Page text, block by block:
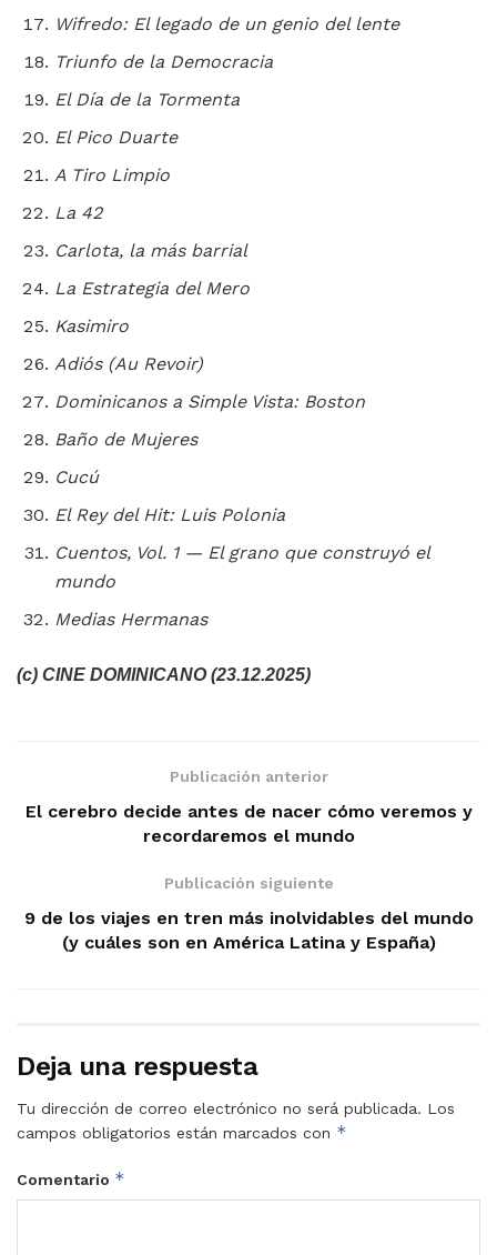
Wifredo: El legado de un genio del lente
Triunfo de la Democracia
El Día de la Tormenta
El Pico Duarte
A Tiro Limpio
La 42
Carlota, la más barrial
La Estrategia del Mero
Kasimiro
Adiós (Au Revoir)
Dominicanos a Simple Vista: Boston
Baño de Mujeres
Cucú
El Rey del Hit: Luis Polonia
Cuentos, Vol. 1 — El grano que construyó el
mundo
Medias Hermanas
(c) CINE DOMINICANO (23.12.2025)
Publicación anterior
El cerebro decide antes de nacer cómo veremos y
recordaremos el mundo
Publicación siguiente
9 de los viajes en tren más inolvidables del mundo
(y cuáles son en América Latina y España)
Deja una respuesta
Tu dirección de correo electrónico no será publicada. Los
campos obligatorios están marcados con *
Comentario *